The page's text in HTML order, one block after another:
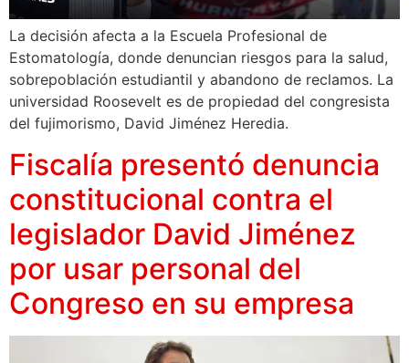
La decisión afecta a la Escuela Profesional de
Estomatología, donde denuncian riesgos para la salud,
sobrepoblación estudiantil y abandono de reclamos. La
universidad Roosevelt es de propiedad del congresista
del fujimorismo, David Jiménez Heredia.
Fiscalía presentó denuncia
constitucional contra el
legislador David Jiménez
por usar personal del
Congreso en su empresa